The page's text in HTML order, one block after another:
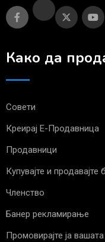
Како да
Совети
Креирај Е-Продавница
Продавници
Купувајте и продавајте
Членство
Банер рекламирање
Промовирајте ја